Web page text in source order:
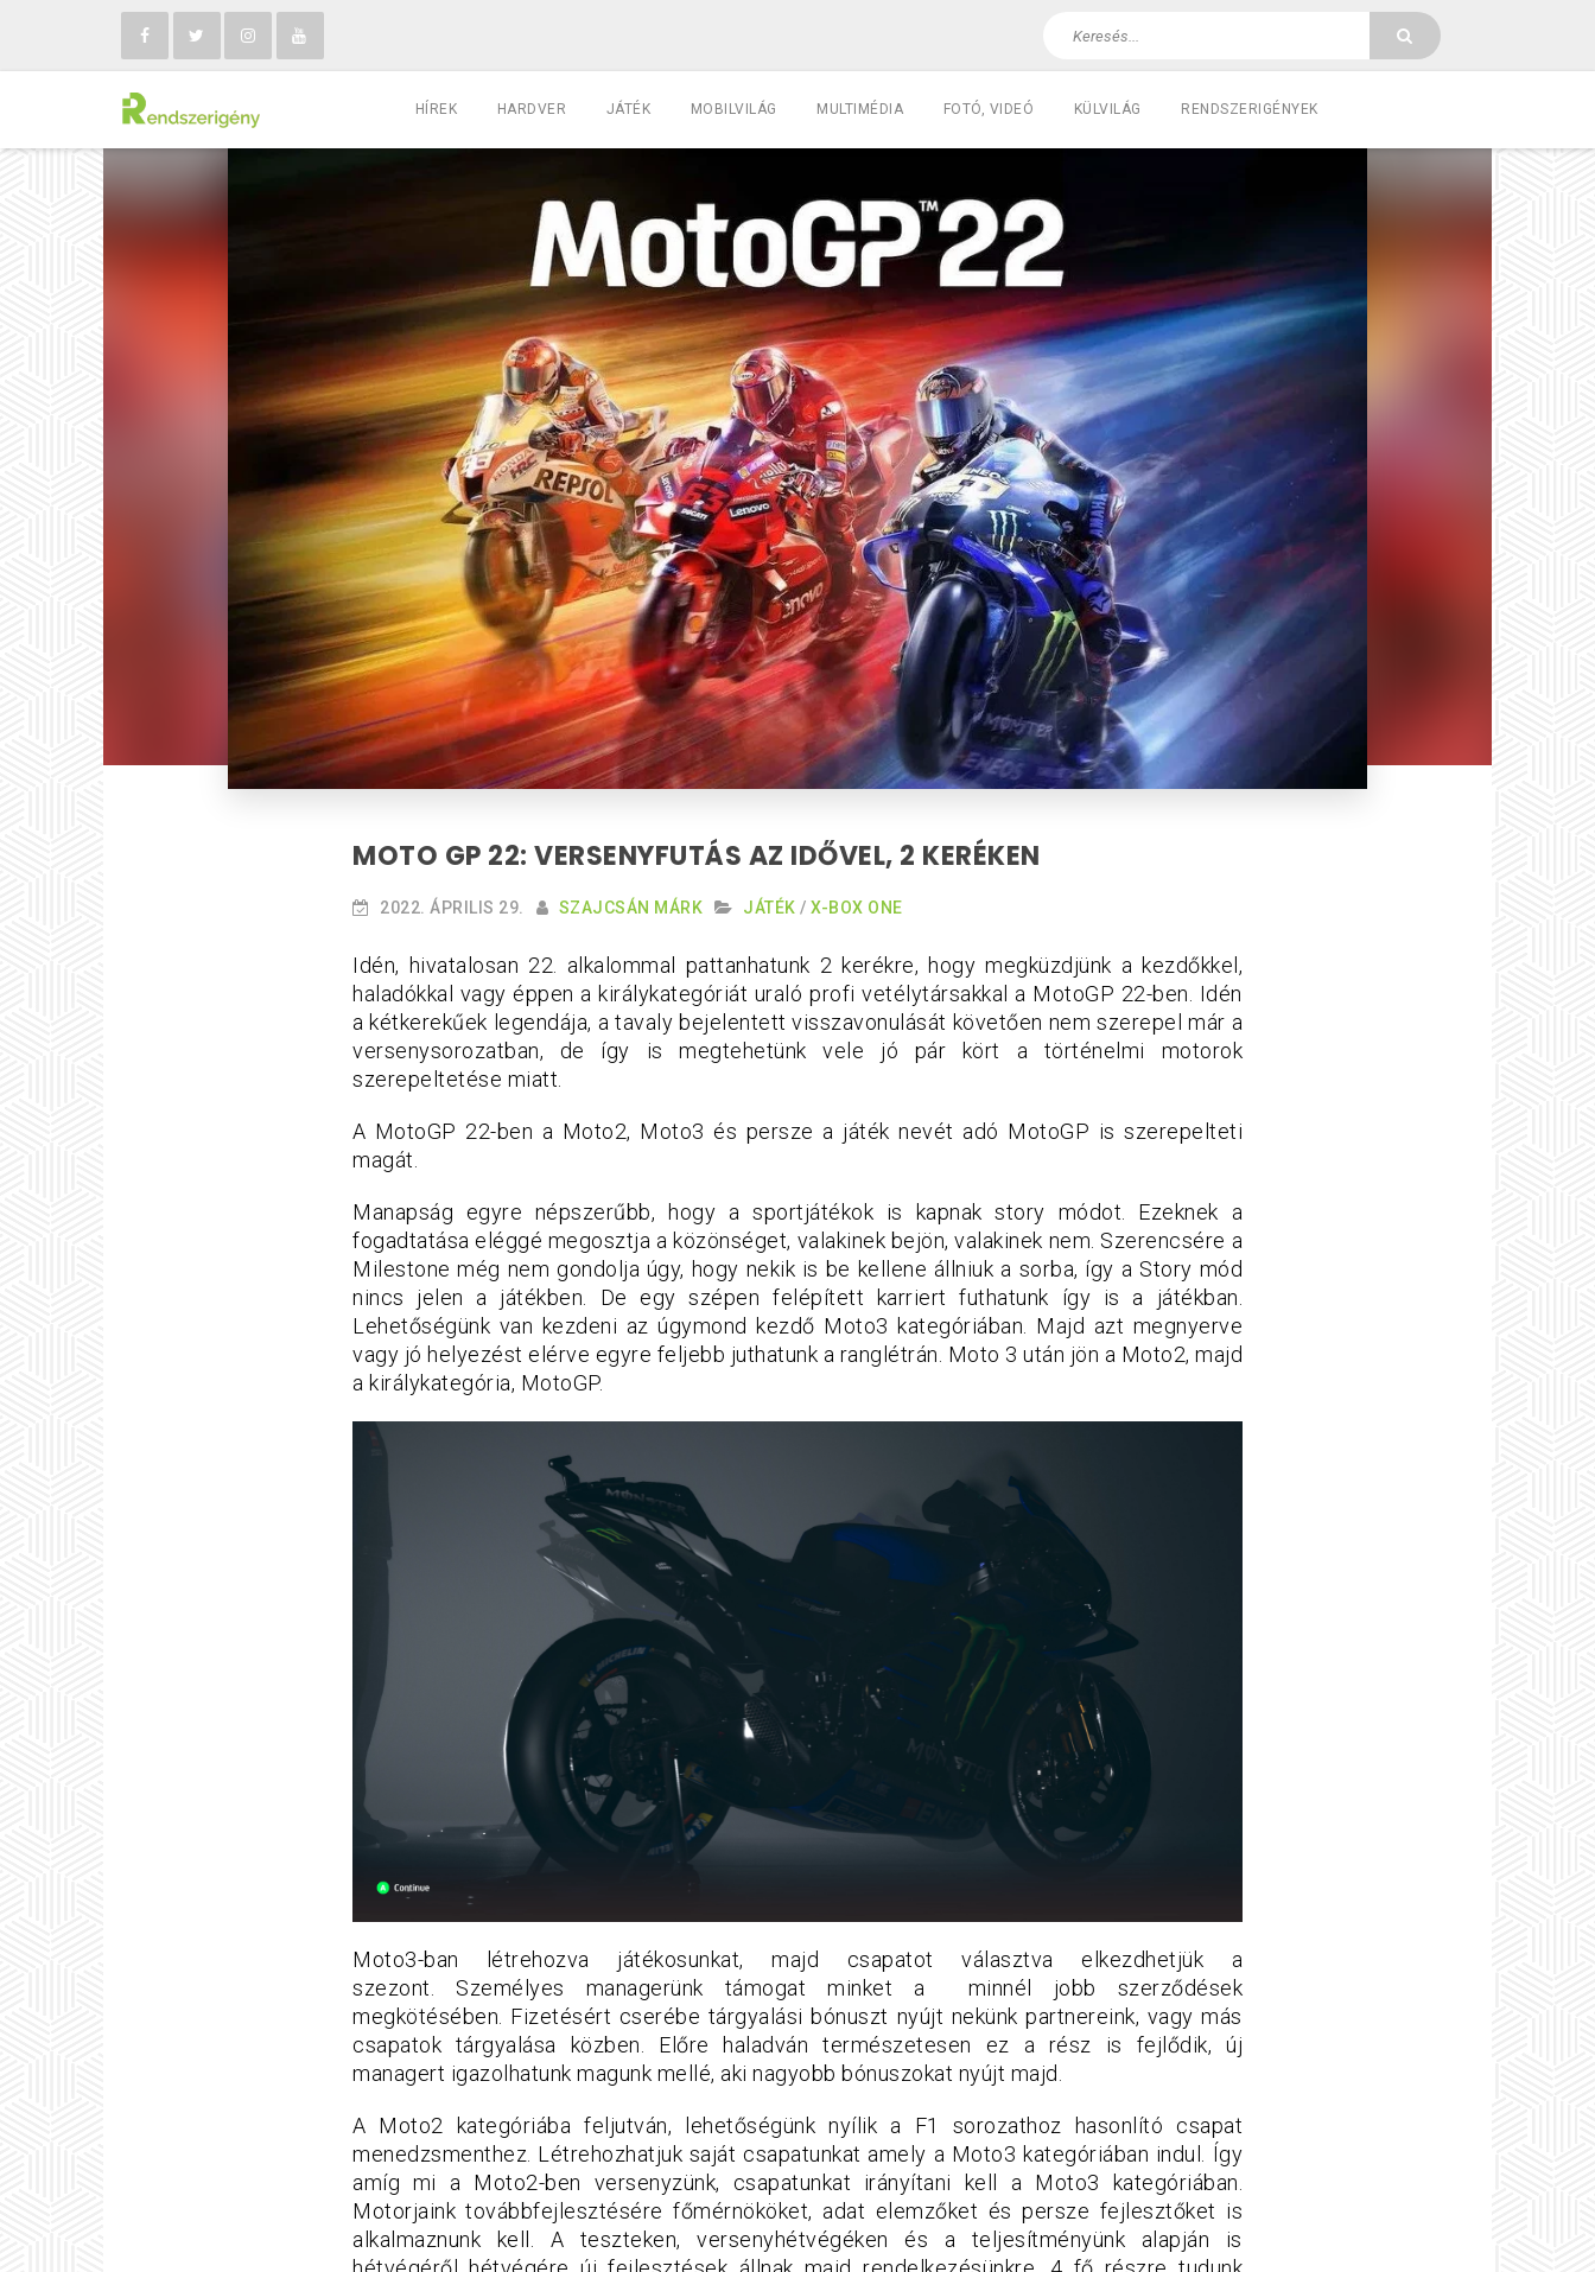
HÍREK HARDVER JÁTÉK MOBILVILÁG MULTIMÉDIA FOTÓ, VIDEÓ KÜLVILÁG RENDSZERIGÉNYEK
MOTO GP 22: VERSENYFUTÁS AZ IDŐVEL, 2 KERÉKEN
2022. ÁPRILIS 29. SZAJCSÁN MÁRK JÁTÉK / X-BOX ONE
Idén, hivatalosan 22. alkalommal pattanhatunk 2 kerékre, hogy megküzdjünk a kezdőkkel,
haladókkal vagy éppen a királykategóriát uraló profi vetélytársakkal a MotoGP 22-ben. Idén
a kétkerekűek legendája, a tavaly bejelentett visszavonulását követően nem szerepel már a
versenysorozatban, de így is megtehetünk vele jó pár kört a történelmi motorok
szerepeltetése miatt.
A MotoGP 22-ben a Moto2, Moto3 és persze a játék nevét adó MotoGP is szerepelteti
magát.
Manapság egyre népszerűbb, hogy a sportjátékok is kapnak story módot. Ezeknek a
fogadtatása eléggé megosztja a közönséget, valakinek bejön, valakinek nem. Szerencsére a
Milestone még nem gondolja úgy, hogy nekik is be kellene állniuk a sorba, így a Story mód
nincs jelen a játékben. De egy szépen felépített karriert futhatunk így is a játékban.
Lehetőségünk van kezdeni az úgymond kezdő Moto3 kategóriában. Majd azt megnyerve
vagy jó helyezést elérve egyre feljebb juthatunk a ranglétrán. Moto 3 után jön a Moto2, majd
a királykategória, MotoGP.
Moto3-ban létrehozva játékosunkat, majd csapatot választva elkezdhetjük a
szezont. Személyes managerünk támogat minket a minnél jobb szerződések
megkötésében. Fizetésért cserébe tárgyalási bónuszt nyújt nekünk partnereink, vagy más
csapatok tárgyalása közben. Előre haladván természetesen ez a rész is fejlődik, új
managert igazolhatunk magunk mellé, aki nagyobb bónuszokat nyújt majd.
A Moto2 kategóriába feljutván, lehetőségünk nyílik a F1 sorozathoz hasonlító csapat
menedzsmenthez. Létrehozhatjuk saját csapatunkat amely a Moto3 kategóriában indul. Így
amíg mi a Moto2-ben versenyzünk, csapatunkat irányítani kell a Moto3 kategóriában.
Motorjaink továbbfejlesztésére főmérnököket, adat elemzőket és persze fejlesztőket is
alkalmaznunk kell. A teszteken, versenyhétvégéken és a teljesítményünk alapján is